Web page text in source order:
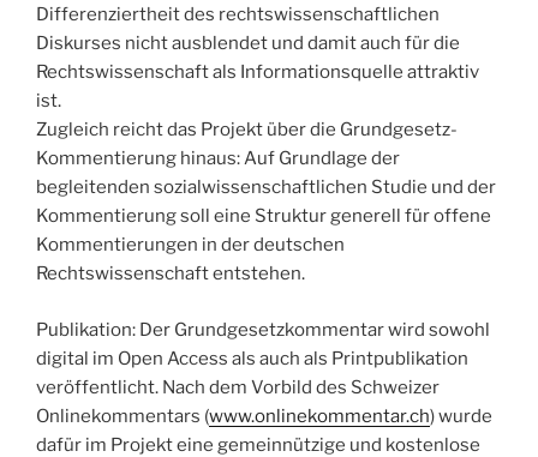
Differenziertheit des rechtswissenschaftlichen
Diskurses nicht ausblendet und damit auch für die
Rechtswissenschaft als Informationsquelle attraktiv
ist.
Zugleich reicht das Projekt über die Grundgesetz-
Kommentierung hinaus: Auf Grundlage der
begleitenden sozialwissenschaftlichen Studie und der
Kommentierung soll eine Struktur generell für offene
Kommentierungen in der deutschen
Rechtswissenschaft entstehen.
Publikation: Der Grundgesetzkommentar wird sowohl
digital im Open Access als auch als Printpublikation
veröffentlicht. Nach dem Vorbild des Schweizer
Onlinekommentars (www.onlinekommentar.ch) wurde
dafür im Projekt eine gemeinnützige und kostenlose